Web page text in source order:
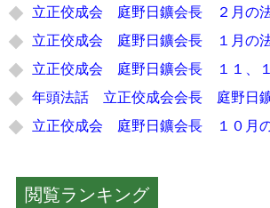
立正佼成会 庭野日鑛会長 ２月の
立正佼成会 庭野日鑛会長 １月の
立正佼成会 庭野日鑛会長 １１、
年頭法話 立正佼成会会長 庭野日
立正佼成会 庭野日鑛会長 １０月
閲覧ランキング